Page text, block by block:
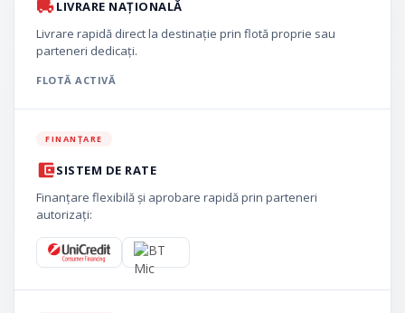
LIVRARE NAȚIONALĂ
Livrare rapidă direct la destinație prin flotă proprie sau
parteneri dedicați.
FLOTĂ ACTIVĂ
FINANȚARE
SISTEM DE RATE
Finanțare flexibilă și aprobare rapidă prin parteneri
autorizați: